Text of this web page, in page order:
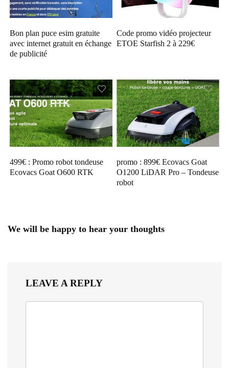
Bon plan puce esim gratuite
avec internet gratuit en échange
de publicité
Code promo vidéo projecteur
ETOE Starfish 2 à 229€
499€ : Promo robot tondeuse
Ecovacs Goat O600 RTK
promo : 899€ Ecovacs Goat
O1200 LiDAR Pro – Tondeuse
robot
We will be happy to hear your thoughts
LEAVE A REPLY